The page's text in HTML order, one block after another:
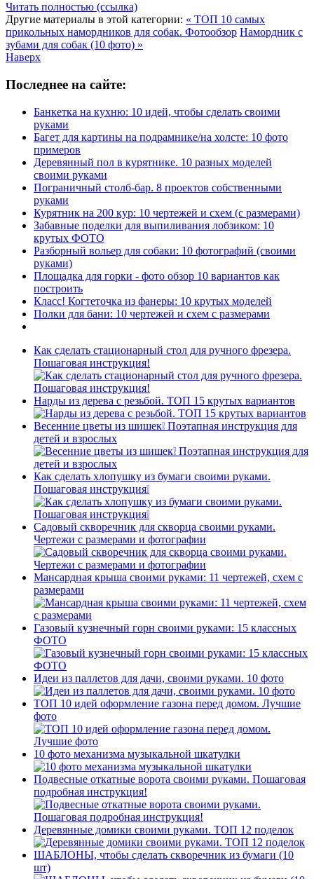
Читать полностью (ссылка)
Другие материалы в этой категории: « ТОП 10 самых
прикольных намордников для собак. Фотообзор Намордник с
зубами для собак (10 фото) »
Наверх
Последнее на сайте:
Банкетка на кухню: 10 идей, чтобы сделать своими
руками
Багет для картины на подрамнике/на холсте: 10 фото
примеров
Деревянный пол в курятнике. 10 разных моделей
своими руками
Пограничный столб-бар. 8 проектов собственными
руками
Курятник на 200 кур: 10 чертежей и схем (с размерами)
Забавные поделки для выпиливания лобзиком: 10
крутых ФОТО
Разборный вольер для собаки: 10 фотографий (своими
руками)
Площадка для горки - фото обзор 10 вариантов как
построить
Класс! Когтеточка из фанеры: 10 крутых моделей
Полки для бани: 10 чертежей и схем с размерами
Как сделать стационарный стол для ручного фрезера.
Пошаговая инструкция!
Нарды из дерева с резьбой. ТОП 15 крутых вариантов
Весенние цветы из шишек❕ Поэтапная инструкция для
детей и взрослых
Как сделать хлопушку из бумаги своими руками.
Пошаговая инструкция❕
Садовый скворечник для скворца своими руками.
Чертежи с размерами и фотографии
Мансардная крыша своими руками: 11 чертежей, схем с
размерами
Газовый кузнечный горн своими руками: 15 классных
ФОТО
Идеи из паллетов для дачи, своими руками. 10 фото
ТОП 10 идей оформление газона перед домом. Лучшие
фото
10 фото механизма музыкальной шкатулки
Подвесные откатные ворота своими руками. Пошаговая
подробная инструкция!
Деревянные домики своими руками. ТОП 12 поделок
ШАБЛОНЫ, чтобы сделать скворечник из бумаги (10
шт)